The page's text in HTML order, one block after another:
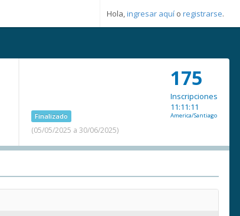
Hola,ingresar aquí o registrarse.
Finalizado
(05/05/2025 a 30/06/2025)
175
Inscripciones
11:11:11
America/Santiago